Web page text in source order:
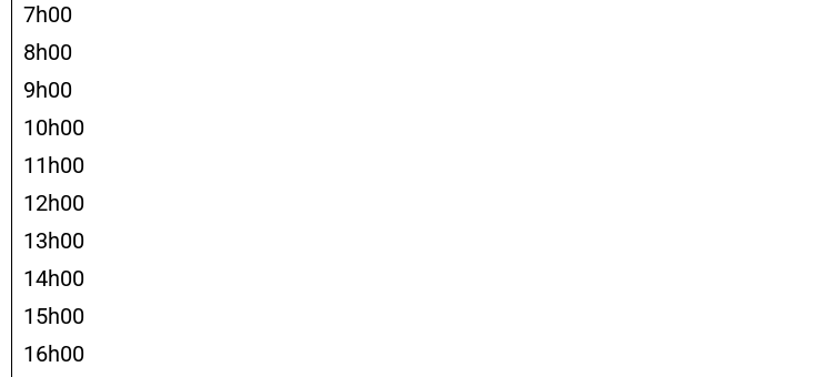
7h00
8h00
9h00
10h00
11h00
12h00
13h00
14h00
15h00
16h00